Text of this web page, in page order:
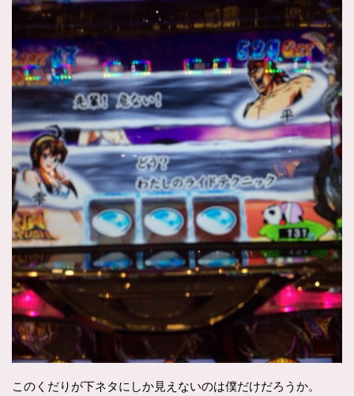
このくだりが下ネタにしか見えないのは僕だけだろうか。